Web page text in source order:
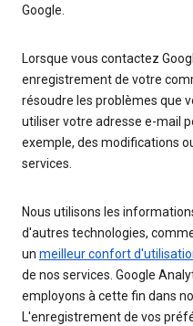
Google.
Lorsque vous contactez
enregistrement de votre
résoudre les problèmes que
utiliser votre adresse e-mail
exemple, des modifications
services.
Nous utilisons les
d'autres technologies,
un meilleur confort
de nos services. Google
employons à cette fin dans
L'enregistrement de vos